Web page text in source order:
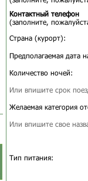
Контактный телефон
(заполните,
Страна (курорт):
Предполагаемая дата
Количество ночей:
Или впишите срок
Желаемая категория
Или впишите свое
Тип питания: